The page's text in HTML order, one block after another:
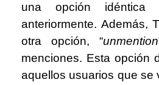
una opción
anteriormente. Además,
otra opción, “unmention
menciones. Esta opción
aquellos usuarios que se